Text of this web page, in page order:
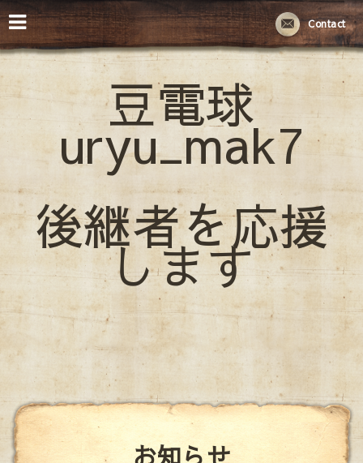
Contact
豆電球
uryu_mak7
後継者を応援
します
お知らせ